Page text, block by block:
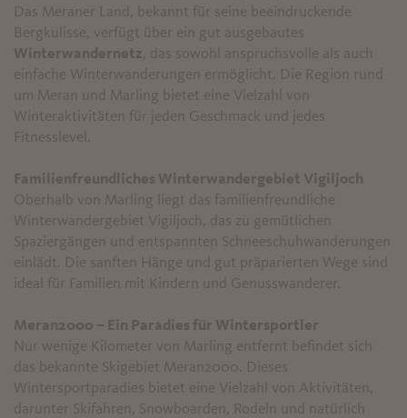
Das Meraner Land, bekannt für seine beeindruckende
Bergkulisse, verfügt über ein gut ausgebautes
Winterwandernetz , das sowohl anspruchsvolle als auch
einfache Winterwanderungen ermöglicht. Die Region rund
um Meran und Marling bietet eine Vielzahl von
Winteraktivitäten für jeden Geschmack und jedes
Fitnesslevel.
Familienfreundliches Winterwandergebiet Vigiljoch
Oberhalb von Marling liegt das familienfreundliche
Winterwandergebiet Vigiljoch, das zu gemütlichen
Spaziergängen und entspannten Schneeschuhwanderungen
einlädt. Die sanften Hänge und gut präparierten Wege sind
ideal für Familien mit Kindern und Genusswanderer.
Meran2000 – Ein Paradies für Wintersportler
Nur wenige Kilometer von Marling entfernt befindet sich
das bekannte Skigebiet Meran2000. Dieses
Wintersportparadies bietet eine Vielzahl von Aktivitäten,
darunter Skifahren, Snowboarden, Rodeln und natürlich